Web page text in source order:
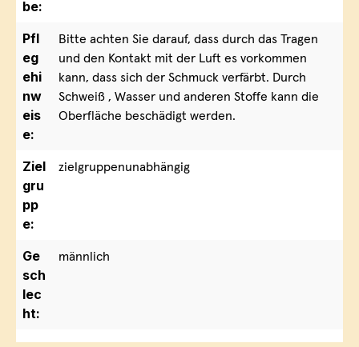
be:
Pfl
eg
ehi
nw
eis
e:
Bitte achten Sie darauf, dass durch das Tragen
und den Kontakt mit der Luft es vorkommen
kann, dass sich der Schmuck verfärbt. Durch
Schweiß , Wasser und anderen Stoffe kann die
Oberfläche beschädigt werden.
Ziel
gru
pp
e:
zielgruppenunabhängig
Ge
sch
lec
ht:
männlich